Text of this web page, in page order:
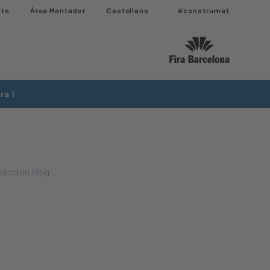
Área Montador Castellano #construmat
|
Blog